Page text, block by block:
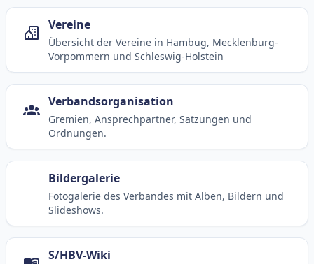
Vereine
Übersicht der Vereine in Hambug, Mecklenburg-
Vorpommern und Schleswig-Holstein
Verbandsorganisation
Gremien, Ansprechpartner, Satzungen und
Ordnungen.
Bildergalerie
Fotogalerie des Verbandes mit Alben, Bildern und
Slideshows.
S/HBV-Wiki